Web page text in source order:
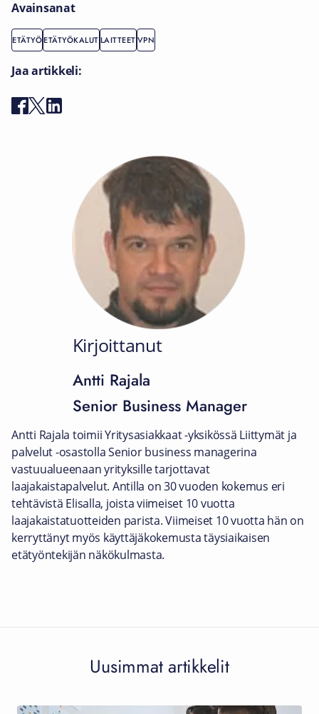
Avainsanat
ETÄTYÖETÄTYÖKALUTLAITTEETVPN
Jaa artikkeli:
Kirjoittanut
Antti Rajala
Senior Business Manager
Antti Rajala toimii Yritysasiakkaat -yksikössä Liittymät ja
palvelut -osastolla Senior business managerina
vastuualueenaan yrityksille tarjottavat
laajakaistapalvelut. Antilla on 30 vuoden kokemus eri
tehtävistä Elisalla, joista viimeiset 10 vuotta
laajakaistatuotteiden parista. Viimeiset 10 vuotta hän on
kerryttänyt myös käyttäjäkokemusta täysiaikaisen
etätyöntekijän näkökulmasta.
Uusimmat artikkelit